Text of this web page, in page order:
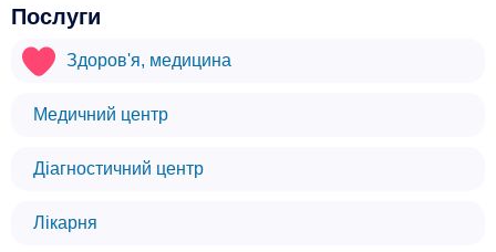
Послуги
Здоров'я, медицина
Медичний центр
Діагностичний центр
Лікарня